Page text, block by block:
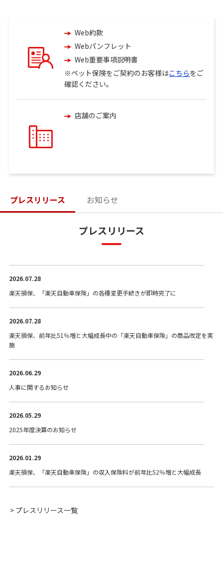
Web約款
Webパンフレット
Web重要事項説明書
※ペット保険をご契約のお客様はこちらをご
確認ください。
店舗のご案内
プレスリリース お知らせ
プレスリリース
2026.07.28
楽天損保、「楽天自動車保険」の各種変更手続きが即時完了に
2026.07.28
楽天損保、前年比51％増と大幅成長中の「楽天自動車保険」の商品改定を実
施
2026.06.29
人事に関するお知らせ
2026.05.29
2025年度決算のお知らせ
2026.01.29
楽天損保、「楽天自動車保険」の収入保険料が前年比52％増と大幅成長
> プレスリリース一覧